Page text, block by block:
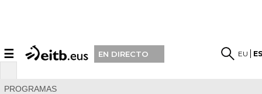
☰ EN DIRECTO EU
PROGRAMAS